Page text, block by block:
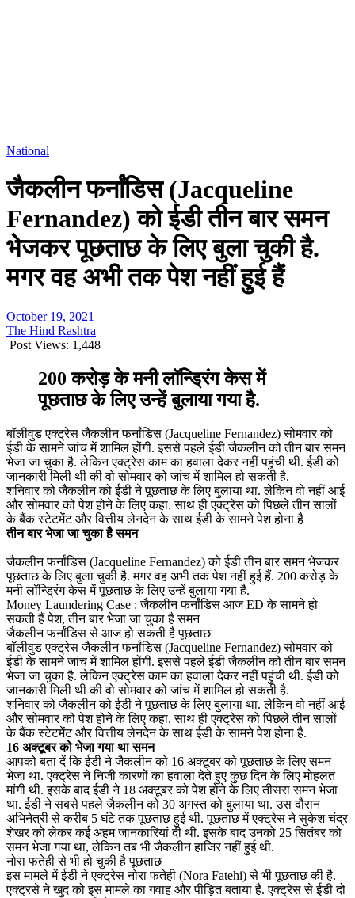
National
जैकलीन फर्नांडिस (Jacqueline
Fernandez) को ईडी तीन बार समन
भेजकर पूछताछ के लिए बुला चुकी है.
मगर वह अभी तक पेश नहीं हुई हैं
October 19, 2021
The Hind Rashtra
Post Views: 1,448
200 करोड़ के मनी लॉन्ड्रिंग केस में
पूछताछ के लिए उन्हें बुलाया गया है.
बॉलीवुड एक्ट्रेस जैकलीन फर्नांडिस (Jacqueline Fernandez) सोमवार को
ईडी के सामने जांच में शामिल होंगी. इससे पहले ईडी जैकलीन को तीन बार समन
भेजा जा चुका है. लेकिन एक्ट्रेस काम का हवाला देकर नहीं पहुंची थी. ईडी को
जानकारी मिली थी की वो सोमवार को जांच में शामिल हो सकती है.
शनिवार को जैकलीन को ईडी ने पूछताछ के लिए बुलाया था. लेकिन वो नहीं आई
और सोमवार को पेश होने के लिए कहा. साथ ही एक्ट्रेस को पिछले तीन सालों
के बैंक स्टेटमेंट और वित्तीय लेनदेन के साथ ईडी के सामने पेश होना है
तीन बार भेजा जा चुका है समन
जैकलीन फर्नांडिस (Jacqueline Fernandez) को ईडी तीन बार समन भेजकर
पूछताछ के लिए बुला चुकी है. मगर वह अभी तक पेश नहीं हुई हैं. 200 करोड़ के
मनी लॉन्ड्रिंग केस में पूछताछ के लिए उन्हें बुलाया गया है.
Money Laundering Case : जैकलीन फर्नांडिस आज ED के सामने हो
सकती हैं पेश, तीन बार भेजा जा चुका है समन
जैकलीन फर्नांडिस से आज हो सकती है पूछताछ
बॉलीवुड एक्ट्रेस जैकलीन फर्नांडिस (Jacqueline Fernandez) सोमवार को
ईडी के सामने जांच में शामिल होंगी. इससे पहले ईडी जैकलीन को तीन बार समन
भेजा जा चुका है. लेकिन एक्ट्रेस काम का हवाला देकर नहीं पहुंची थी. ईडी को
जानकारी मिली थी की वो सोमवार को जांच में शामिल हो सकती है.
शनिवार को जैकलीन को ईडी ने पूछताछ के लिए बुलाया था. लेकिन वो नहीं आई
और सोमवार को पेश होने के लिए कहा. साथ ही एक्ट्रेस को पिछले तीन सालों
के बैंक स्टेटमेंट और वित्तीय लेनदेन के साथ ईडी के सामने पेश होना है.
16 अक्टूबर को भेजा गया था समन
आपको बता दें कि ईडी ने जैकलीन को 16 अक्टूबर को पूछताछ के लिए समन
भेजा था. एक्ट्रेस ने निजी कारणों का हवाला देते हुए कुछ दिन के लिए मोहलत
मांगी थी. इसके बाद ईडी ने 18 अक्टूबर को पेश होने के लिए तीसरा समन भेजा
था. ईडी ने सबसे पहले जैकलीन को 30 अगस्त को बुलाया था. उस दौरान
अभिनेत्री से करीब 5 घंटे तक पूछताछ हुई थी. पूछताछ में एक्ट्रेस ने सुकेश चंद्र
शेखर को लेकर कई अहम जानकारियां दी थी. इसके बाद उनको 25 सितंबर को
समन भेजा गया था, लेकिन तब भी जैकलीन हाजिर नहीं हुई थी.
नोरा फतेही से भी हो चुकी है पूछताछ
इस मामले में ईडी ने एक्ट्रेस नोरा फतेही (Nora Fatehi) से भी पूछताछ की है.
एक्ट्रसे ने खुद को इस मामले का गवाह और पीड़ित बताया है. एक्ट्रेस से ईडी दो